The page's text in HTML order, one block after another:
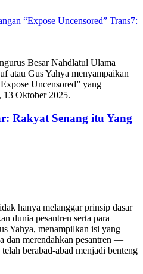
Besar Nahdlatul Ulama
atau Gus Yahya menyampaikan
Uncensored” yang
13 Oktober 2025.
Rakyat Senang itu Yang
hanya melanggar prinsip dasar
dunia pesantren serta para
Yahya, menampilkan isi yang
dan merendahkan pesantren —
berabad-abad menjadi benteng